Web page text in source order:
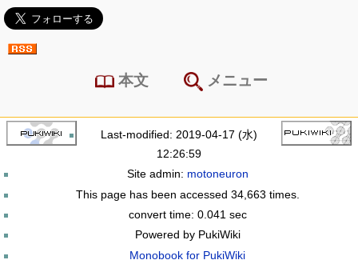
本文 メニュー
Last-modified: 2019-04-17 (水)
12:26:59
Site admin: motoneuron
This page has been accessed 34,663 times.
convert time: 0.041 sec
Powered by PukiWiki
Monobook for PukiWiki